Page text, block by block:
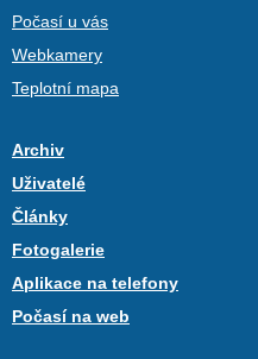
Počasí u vás
Webkamery
Teplotní mapa
Archiv
Uživatelé
Články
Fotogalerie
Aplikace na telefony
Počasí na web